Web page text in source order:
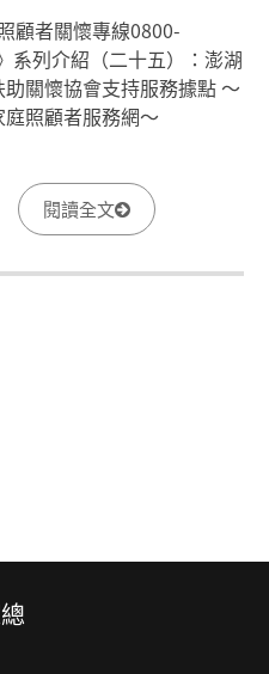
顧者關懷專線0800-
系列介紹（二十五）：澎湖
關懷協會支持服務據點 ～
照顧者服務網～
閱讀全文